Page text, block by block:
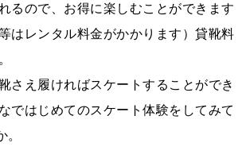
るので、お得に楽しむことができます
はレンタル料金がかかります）貸靴料
さえ履ければスケートすることができ
ではじめてのスケート体験をしてみて